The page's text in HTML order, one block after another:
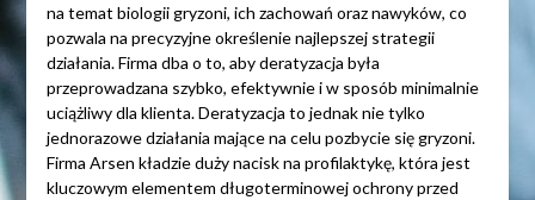
na temat biologii gryzoni, ich zachowań oraz nawyków, co
pozwala na precyzyjne określenie najlepszej strategii
działania. Firma dba o to, aby deratyzacja była
przeprowadzana szybko, efektywnie i w sposób minimalnie
uciążliwy dla klienta. Deratyzacja to jednak nie tylko
jednorazowe działania mające na celu pozbycie się gryzoni.
Firma Arsen kładzie duży nacisk na profilaktykę, która jest
kluczowym elementem długoterminowej ochrony przed